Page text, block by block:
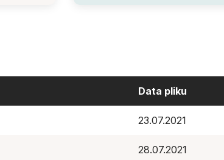
Data pliku
23.07.2021
28.07.2021